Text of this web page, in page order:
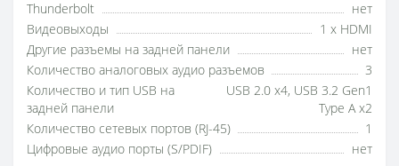
Thunderbolt
нет
Видеовыходы
1 x HDMI
Другие разъемы на задней панели
нет
Количество аналоговых аудио разъемов
3
Количество и тип USB на
задней панели
USB 2.0 x4, USB 3.2 Gen1
Type A x2
Количество сетевых портов (RJ-45)
1
Цифровые аудио порты (S/PDIF)
нет